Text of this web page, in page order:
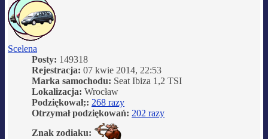
Scelena
Posty: 149318
Rejestracja: 07 kwie 2014, 22:53
Marka samochodu: Seat Ibiza 1,2 TSI
Lokalizacja: Wrocław
Podziękował;: 268 razy
Otrzymał podziękowań: 202 razy
Znak zodiaku: